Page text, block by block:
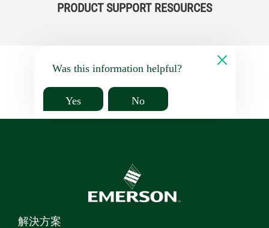
PRODUCT SUPPORT RESOURCES
Was this information helpful?
Yes No
解決方案